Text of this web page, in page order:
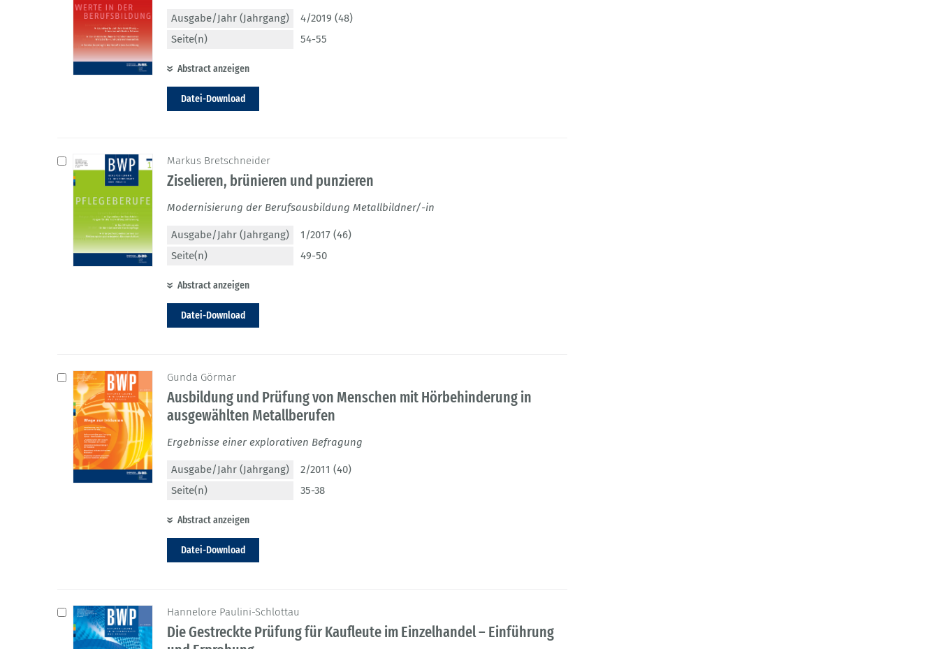
Ausgabe/Jahr (Jahrgang)
4/2019 (48)
Seite(n)
54-55
Abstract anzeigen
Datei-Download
Markus Bretschneider
Ziselieren, brünieren und punzieren
Modernisierung der Berufsausbildung Metallbildner/-in
Ausgabe/Jahr (Jahrgang)
1/2017 (46)
Seite(n)
49-50
Abstract anzeigen
Datei-Download
Gunda Görmar
Ausbildung und Prüfung von Menschen mit Hörbehinderung in
ausgewählten Metallberufen
Ergebnisse einer explorativen Befragung
Ausgabe/Jahr (Jahrgang)
2/2011 (40)
Seite(n)
35-38
Abstract anzeigen
Datei-Download
Hannelore Paulini-Schlottau
Die Gestreckte Prüfung für Kaufleute im Einzelhandel – Einführung